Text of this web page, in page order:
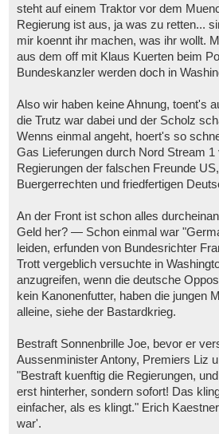
steht auf einem Traktor vor dem
Regierung ist aus, ja was zu retten...
mir koennt ihr machen, was ihr wollt.
aus dem off mit Klaus Kuerten beim
Bundeskanzler werden doch in
Also wir haben keine Ahnung, toent's
die Trutz war dabei und der Scholz
Wenns einmal angeht, hoert's so
Gas Lieferungen durch Nord Stream
Regierungen der falschen Freunde
Buergerrechten und friedfertigen
An der Front ist schon alles
Geld her? — Schon einmal war
leiden, erfunden von Bundesrichter
Trott vergeblich versuchte in
anzugreifen, wenn die deutsche
kein Kanonenfutter, haben die jungen
alleine, siehe der Bastardkrieg.
Bestraft Sonnenbrille Joe, bevor er
Aussenminister Antony, Premiers Liz
"Bestraft kuenftig die Regierungen,
erst hinterher, sondern sofort! Das
einfacher, als es klingt." Erich
war'.